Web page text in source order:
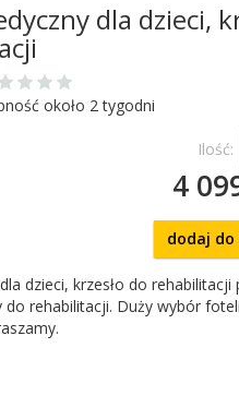
dla dzieci,
około 2 tygodni
Ilość:
4
dodaj do
dzieci, krzesło do rehabilitacji
do rehabilitacji. Duży wybór